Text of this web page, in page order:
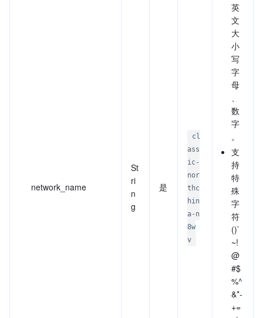
network_name
St
ri
n
g
是
cl
ass
ic-
nor
thc
hin
a-n
8w
v
英
文
大
小
写
字
母
数
字
。
支
持
特
殊
字
符
()`
~!
@
#$
%^
&*-
+=